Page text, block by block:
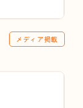
メディア掲載